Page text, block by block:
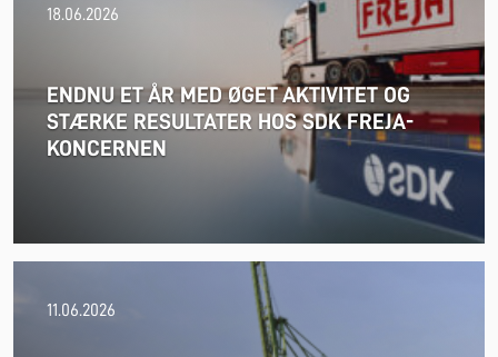
18.06.2026
ENDNU ET ÅR MED ØGET AKTIVITET OG
STÆRKE RESULTATER HOS SDK FREJA-
KONCERNEN
11.06.2026